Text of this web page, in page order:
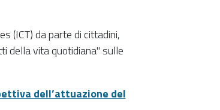
(ICT) da parte di cittadini,
della vita quotidiana" sulle
dell’attuazione del